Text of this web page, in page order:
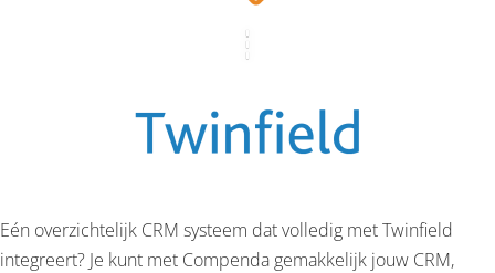
CONTACT
Eén overzichtelijk CRM systeem dat volledig met Twinfield
integreert? Je kunt met Compenda gemakkelijk jouw CRM,